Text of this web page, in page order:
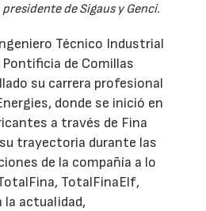
de Sigaus y Genci.
Técnico Industrial
de Comillas
su carrera profesional
donde se inició en
a través de Fina
trayectoria durante las
de la compañía a lo
TotalFinaElf,
la actualidad,